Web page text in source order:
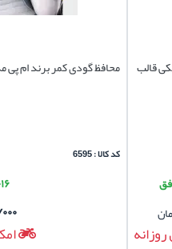
قالب
محافظ گودی کمر برند ام پی مدل
کد کالا : 6595
۱۶+ فروش موفق
۱/